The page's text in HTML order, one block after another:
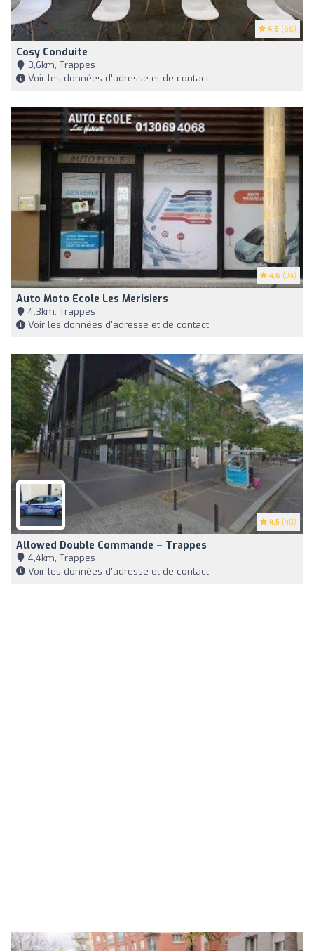
4.6 (66)
Cosy Conduite
3,6km, Trappes
Voir les données d'adresse et de contact
4.6 (34)
Auto Moto Ecole Les Merisiers
4,3km, Trappes
Voir les données d'adresse et de contact
4.5 (40)
Allowed Double Commande – Trappes
4,4km, Trappes
Voir les données d'adresse et de contact